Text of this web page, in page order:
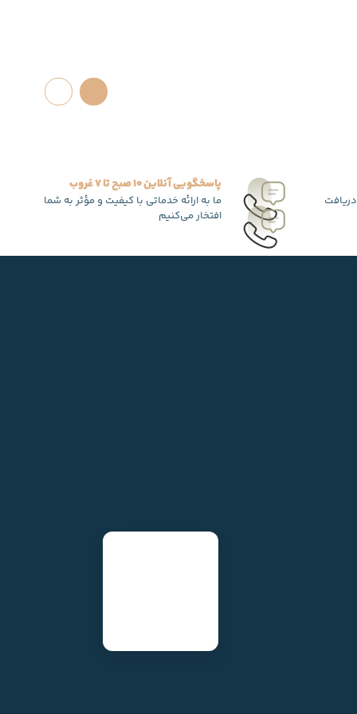
پاسخگویی آنلاین 10 صبح تا 7 غروب
ما به ارائه خدماتی با کیفیت و مؤثر به شما
افتخار می‌کنیم